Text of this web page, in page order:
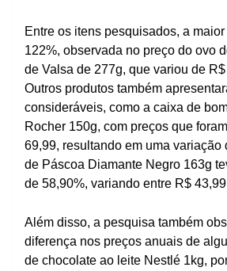
Entre os itens pesquisados, a
122%, observada no preço do ovo
de Valsa de 277g, que variou de
Outros produtos também
consideráveis, como a caixa de
Rocher 150g, com preços que
69,99, resultando em uma variação
de Páscoa Diamante Negro 163g
de 58,90%, variando entre R$
Além disso, a pesquisa também
diferença nos preços anuais de
de chocolate ao leite Nestlé 1kg,